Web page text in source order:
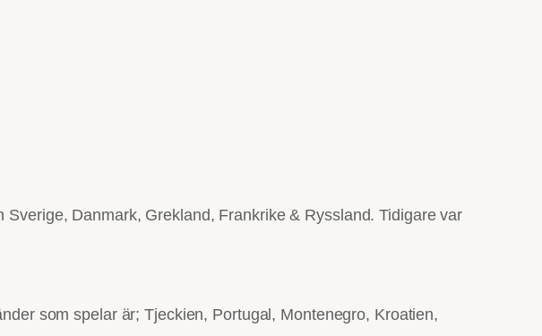
Danmark, Grekland, Frankrike & Ryssland. Tidigare var
som spelar är; Tjeckien, Portugal, Montenegro, Kroatien,